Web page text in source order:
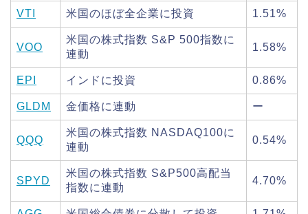
VTI 米国のほぼ全企業に投資 1.51%
VOO
米国の株式指数 S&P 500指数に
連動
1.58%
EPI インドに投資 0.86%
GLDM 金価格に連動 ー
QQQ
米国の株式指数 NASDAQ100に
連動
0.54%
SPYD
米国の株式指数 S&P500高配当
指数に連動
4.70%